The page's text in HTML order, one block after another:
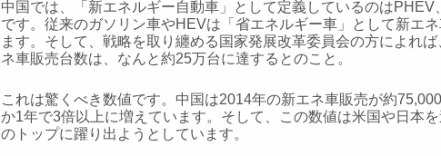
中国では、「新エネルギー自動車」として定義しているのはPHEV
です。 従来のガソリン車やHEVは「省エネルギー車」として新エ
ます。 そして、戦略を取り纏める国家発展改革委員会の方によれ
ネ車販売台数は、なんと約25万台に達するとのこと。
これは驚くべき数値です。中国は2014年の新エネ車販売が約
か1年で3倍以上に増えています。そして、この数値は米国や日本
の トップに躍り出ようとしています。